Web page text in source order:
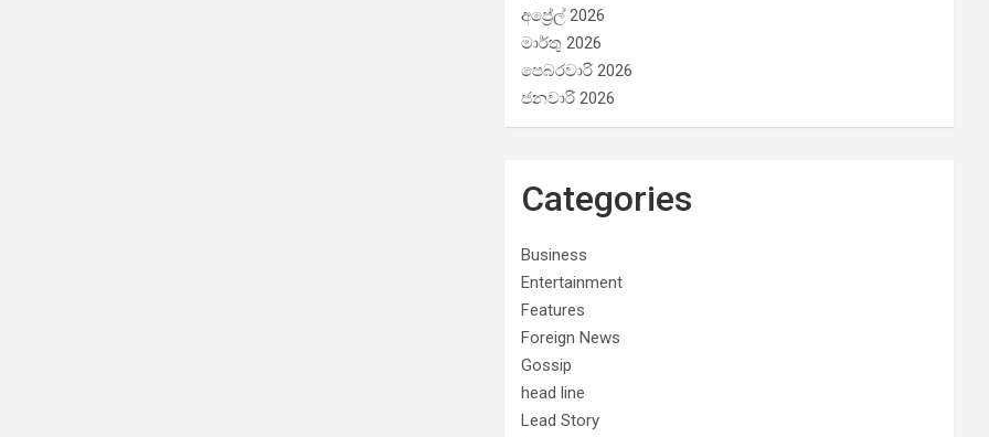
අප්‍රේල් 2026
මාර්තු 2026
පෙබරවාරි 2026
ජනවාරි 2026
Categories
Business
Entertainment
Features
Foreign News
Gossip
head line
Lead Story